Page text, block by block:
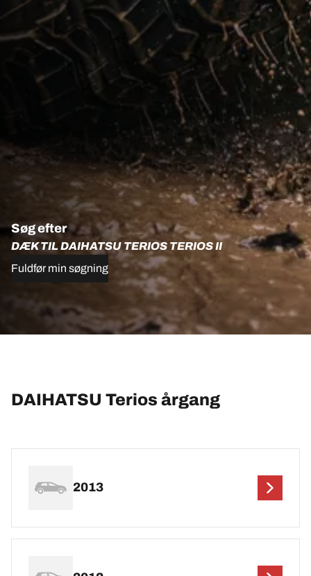
Søg efter
DÆK TIL DAIHATSU TERIOS TERIOS II
Fuldfør min søgning
DAIHATSU Terios årgang
2013